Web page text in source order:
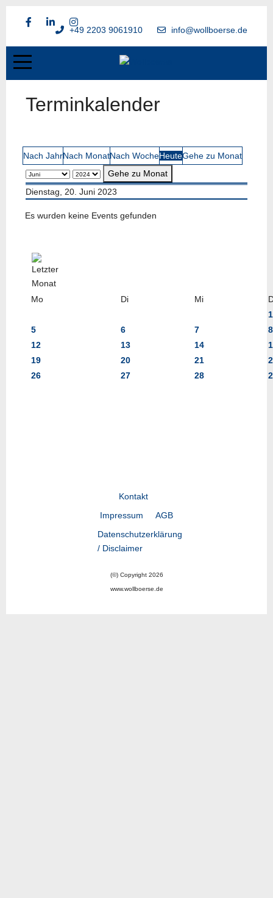
+49 2203 9061910 info@wollboerse.de
Terminkalender
Nach JahrNach MonatNach WocheHeuteGehe zu Monat
Gehe zu Monat
Dienstag, 20. Juni 2023
Es wurden keine Events gefunden
Mo Di Mi
1
5
6 7
8
12
13 14
19
20 21
26
27 28
Kontakt
Impressum
AGB
Datenschutzerklärung
/ Disclaimer
(©) Copyright 2026
www.wollboerse.de